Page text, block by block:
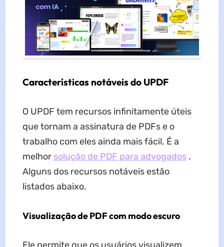
Características notáveis ​​do UPDF
O UPDF tem recursos infinitamente úteis
que tornam a assinatura de PDFs e o
trabalho com eles ainda mais fácil. É a
melhor solução de PDF para advogados.
Alguns dos recursos notáveis ​​estão
listados abaixo.
Visualização de PDF com modo escuro